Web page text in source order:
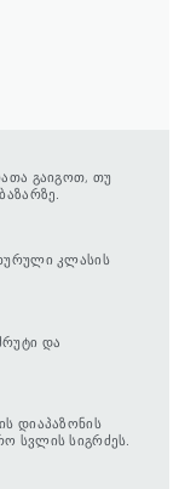
გაიგოთ, თუ
კლასის
და
დიაპაზონის
სვლის სიგრძეს.